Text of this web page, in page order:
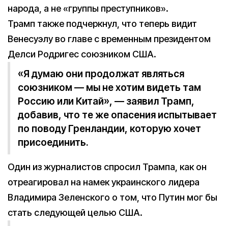
народа, а не «группы преступников».
Трамп также подчеркнул, что теперь видит
Венесуэлу во главе с временным президентом
Делси Родригес союзником США.
«Я думаю они продолжат являться
союзником — мы не хотим видеть там
Россию или Китай», — заявил Трамп,
добавив, что те же опасения испытывает
по поводу Гренландии, которую хочет
присоединить.
Один из журналистов спросил Трампа, как он
отреагировал на намек украинского лидера
Владимира Зеленского о том, что Путин мог бы
стать следующей целью США.